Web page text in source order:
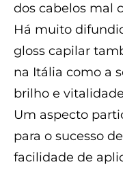
dos cabelos mal
Há muito
gloss capilar
na Itália como a
brilho e
Um aspecto
para o sucesso
facilidade de